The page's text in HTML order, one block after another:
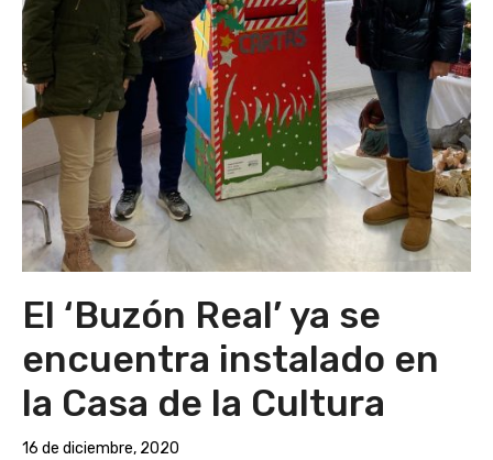
El ‘Buzón Real’ ya se
encuentra instalado en
la Casa de la Cultura
16 de diciembre, 2020